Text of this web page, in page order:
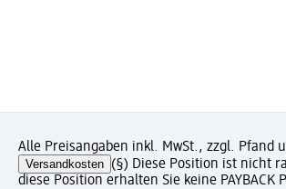
Alle Preisangaben inkl. MwSt., zzgl. Pfand
Versandkosten (§) Diese Position ist nicht
diese Position erhalten Sie keine PAYBACK